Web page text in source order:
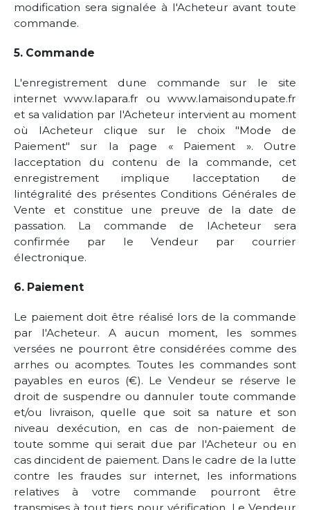
modification sera signalée à l'Acheteur avant toute
commande.
5. Commande
L'enregistrement dune commande sur le site
internet www.lapara.fr ou www.lamaisondupate.fr
et sa validation par l'Acheteur intervient au moment
où lAcheteur clique sur le choix "Mode de
Paiement" sur la page « Paiement ». Outre
lacceptation du contenu de la commande, cet
enregistrement implique lacceptation de
lintégralité des présentes Conditions Générales de
Vente et constitue une preuve de la date de
passation. La commande de lAcheteur sera
confirmée par le Vendeur par courrier
électronique.
6. Paiement
Le paiement doit être réalisé lors de la commande
par l'Acheteur. A aucun moment, les sommes
versées ne pourront être considérées comme des
arrhes ou acomptes. Toutes les commandes sont
payables en euros (€). Le Vendeur se réserve le
droit de suspendre ou dannuler toute commande
et/ou livraison, quelle que soit sa nature et son
niveau dexécution, en cas de non-paiement de
toute somme qui serait due par l'Acheteur ou en
cas dincident de paiement. Dans le cadre de la lutte
contre les fraudes sur internet, les informations
relatives à votre commande pourront être